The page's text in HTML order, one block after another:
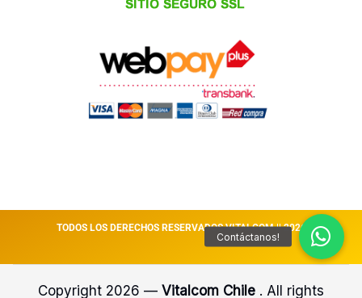
TODOS LOS DERECHOS RESERVADOS VITALCOM || 2026
Copyright 2026 — Vitalcom Chile . All rights